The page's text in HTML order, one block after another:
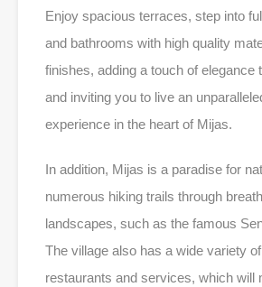
Enjoy spacious terraces, step into
and bathrooms with high quality
finishes, adding a touch of elegance
and inviting you to live an
experience in the heart of Mijas.
In addition, Mijas is a paradise for
numerous hiking trails through
landscapes, such as the famous
The village also has a wide variety
restaurants and services, which will